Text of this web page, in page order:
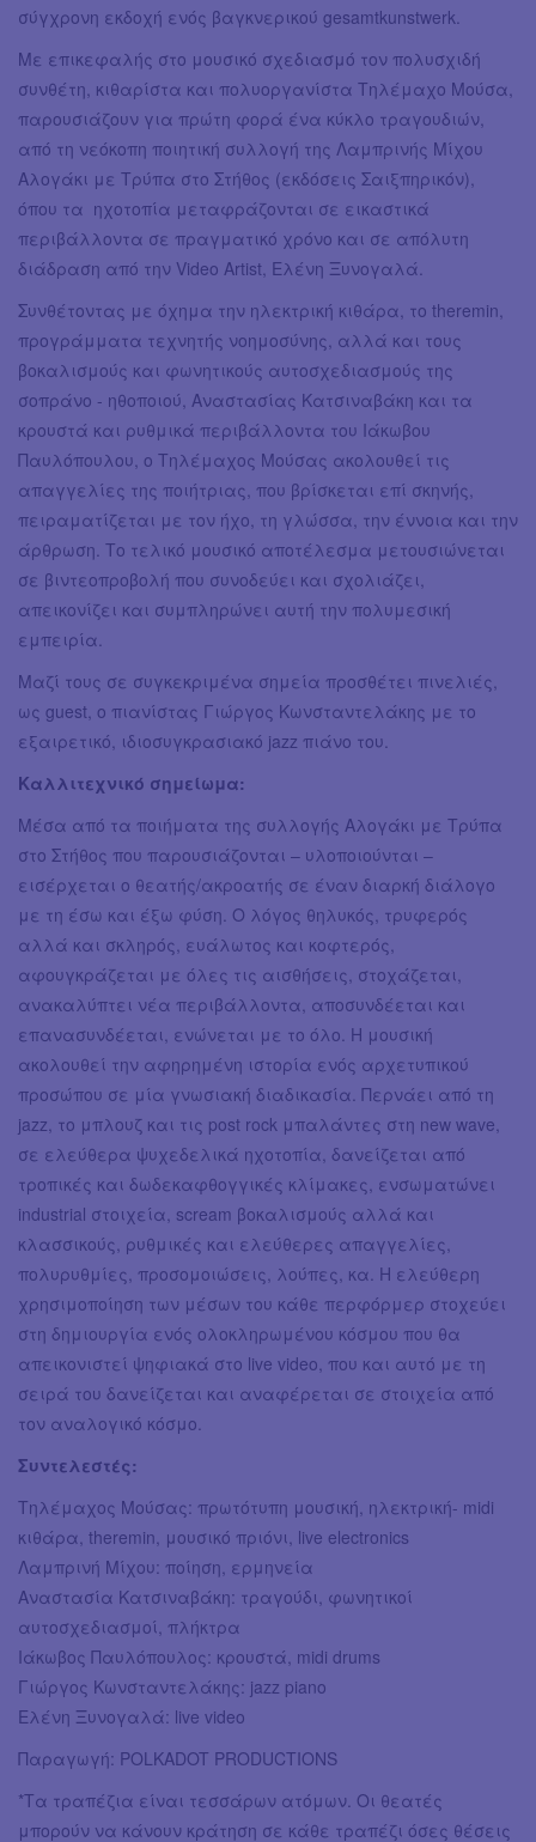
σύγχρονη εκδοχή ενός βαγκνερικού gesamtkunstwerk.
Με επικεφαλής στο μουσικό σχεδιασμό τον πολυσχιδή
συνθέτη, κιθαρίστα και πολυοργανίστα Τηλέμαχο Μούσα,
παρουσιάζουν για πρώτη φορά ένα κύκλο τραγουδιών,
από τη νεόκοπη ποιητική συλλογή της Λαμπρινής Μίχου
Αλογάκι με Τρύπα στο Στήθος (εκδόσεις Σαιξπηρικόν),
όπου τα ηχοτοπία μεταφράζονται σε εικαστικά
περιβάλλοντα σε πραγματικό χρόνο και σε απόλυτη
διάδραση από την Video Artist, Ελένη Ξυνογαλά.
Συνθέτοντας με όχημα την ηλεκτρική κιθάρα, το theremin,
προγράμματα τεχνητής νοημοσύνης, αλλά και τους
βοκαλισμούς και φωνητικούς αυτοσχεδιασμούς της
σοπράνο - ηθοποιού, Αναστασίας Κατσιναβάκη και τα
κρουστά και ρυθμικά περιβάλλοντα του Ιάκωβου
Παυλόπουλου, ο Τηλέμαχος Μούσας ακολουθεί τις
απαγγελίες της ποιήτριας, που βρίσκεται επί σκηνής,
πειραματίζεται με τον ήχο, τη γλώσσα, την έννοια και την
άρθρωση. Το τελικό μουσικό αποτέλεσμα μετουσιώνεται
σε βιντεοπροβολή που συνοδεύει και σχολιάζει,
απεικονίζει και συμπληρώνει αυτή την πολυμεσική
εμπειρία.
Μαζί τους σε συγκεκριμένα σημεία προσθέτει πινελιές,
ως guest, ο πιανίστας Γιώργος Κωνσταντελάκης με το
εξαιρετικό, ιδιοσυγκρασιακό jazz πιάνο του.
Καλλιτεχνικό σημείωμα:
Μέσα από τα ποιήματα της συλλογής Αλογάκι με Τρύπα
στο Στήθος που παρουσιάζονται – υλοποιούνται –
εισέρχεται ο θεατής/ακροατής σε έναν διαρκή διάλογο
με τη έσω και έξω φύση. Ο λόγος θηλυκός, τρυφερός
αλλά και σκληρός, ευάλωτος και κοφτερός,
αφουγκράζεται με όλες τις αισθήσεις, στοχάζεται,
ανακαλύπτει νέα περιβάλλοντα, αποσυνδέεται και
επανασυνδέεται, ενώνεται με το όλο. Η μουσική
ακολουθεί την αφηρημένη ιστορία ενός αρχετυπικού
προσώπου σε μία γνωσιακή διαδικασία. Περνάει από τη
jazz, το μπλουζ και τις post rock μπαλάντες στη new wave,
σε ελεύθερα ψυχεδελικά ηχοτοπία, δανείζεται από
τροπικές και δωδεκαφθογγικές κλίμακες, ενσωματώνει
industrial στοιχεία, scream βοκαλισμούς αλλά και
κλασσικούς, ρυθμικές και ελεύθερες απαγγελίες,
πολυρυθμίες, προσομοιώσεις, λούπες, κα. Η ελεύθερη
χρησιμοποίηση των μέσων του κάθε περφόρμερ στοχεύει
στη δημιουργία ενός ολοκληρωμένου κόσμου που θα
απεικονιστεί ψηφιακά στο live video, που και αυτό με τη
σειρά του δανείζεται και αναφέρεται σε στοιχεία από
τον αναλογικό κόσμο.
Συντελεστές:
Τηλέμαχος Μούσας: πρωτότυπη μουσική, ηλεκτρική- midi
κιθάρα, theremin, μουσικό πριόνι, live electronics
Λαμπρινή Μίχου: ποίηση, ερμηνεία
Αναστασία Κατσιναβάκη: τραγούδι, φωνητικοί
αυτοσχεδιασμοί, πλήκτρα
Ιάκωβος Παυλόπουλος: κρουστά, midi drums
Γιώργος Κωνσταντελάκης: jazz piano
Ελένη Ξυνογαλά: live video
Παραγωγή: POLKADOT PRODUCTIONS
*Τα τραπέζια είναι τεσσάρων ατόμων. Οι θεατές
μπορούν να κάνουν κράτηση σε κάθε τραπέζι όσες θέσεις